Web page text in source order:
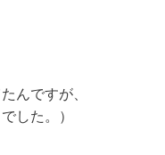
んですが、
した。）